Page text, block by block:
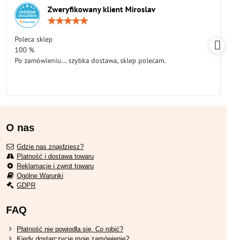
Zweryfikowany klient Miroslav
Poleca sklep
100 %
Po zamówieniu... szybka dostawa, sklep polecam.
O nas
Gdzie nas znajdziesz?
Platność i dostawa towaru
Reklamacje i zwrot towaru
Ogólne Warunki
GDPR
FAQ
Płatność nie powiodła się. Co robić?